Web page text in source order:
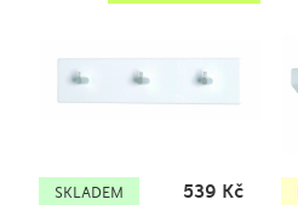
SKLADEM 539 Kč